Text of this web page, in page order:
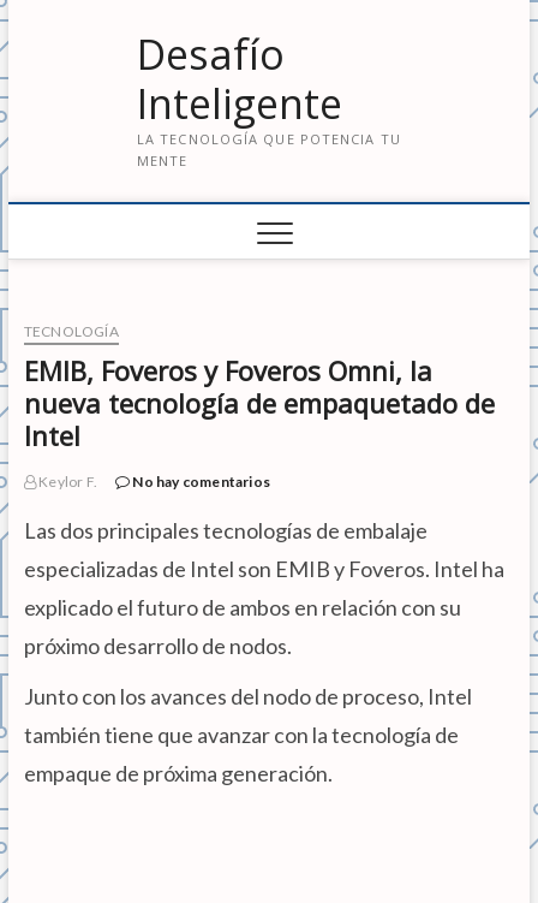
a
t
r
a
l
o
n
t
i
d
Desafío
Inteligente
LA TECNOLOGÍA QUE POTENCIA TU
MENTE
TECNOLOGÍA
EMIB, Foveros y Foveros Omni, la
nueva tecnología de empaquetado de
Intel
Keylor F. No hay comentarios
Las dos principales tecnologías de embalaje
especializadas de Intel son EMIB y Foveros. Intel ha
explicado el futuro de ambos en relación con su
próximo desarrollo de nodos.
Junto con los avances del nodo de proceso, Intel
también tiene que avanzar con la tecnología de
empaque de próxima generación.